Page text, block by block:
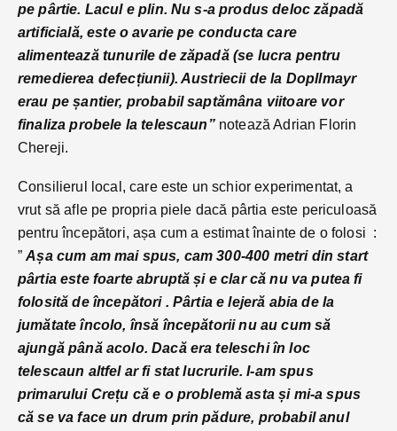
pe pârtie. Lacul e plin. Nu s-a produs deloc zăpadă
artificială, este o avarie pe conducta care
alimentează tunurile de zăpadă (se lucra pentru
remedierea defecțiunii). Austriecii de la Dopllmayr
erau pe șantier, probabil saptămâna viitoare vor
finaliza probele la telescaun” notează Adrian Florin
Chereji.
Consilierul local, care este un schior experimentat, a
vrut să afle pe propria piele dacă pârtia este periculoasă
pentru începători, așa cum a estimat înainte de o folosi :
”Așa cum am mai spus, cam 300-400 metri din start
pârtia este foarte abruptă și e clar că nu va putea fi
folosită de începători . Pârtia e lejeră abia de la
jumătate încolo, însă începătorii nu au cum să
ajungă până acolo. Dacă era teleschi în loc
telescaun altfel ar fi stat lucrurile. I-am spus
primarului Crețu că e o problemă asta și mi-a spus
că se va face un drum prin pădure, probabil anul